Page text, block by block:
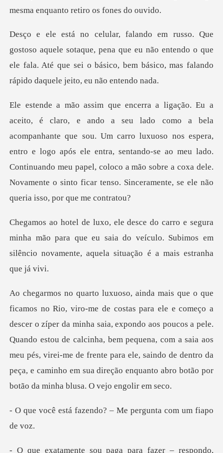
mesma enquan
otaque, pena que eu não entendo o que
ele fala. Até que sei o básic
sou. Um carro luxuoso nos espera,
entro e logo após ele entra, sentando-se ao meu lado.
Continuando meu papel, coloc
nha mão para que eu saia do veículo. Subimos em
silêncio
minha saia, expondo aos poucos a pele.
Quando estou de calcinha, bem pequena, com a saia aos
meu pés, virei-me de frente para
zendo? – Me pergunta
– respondo,